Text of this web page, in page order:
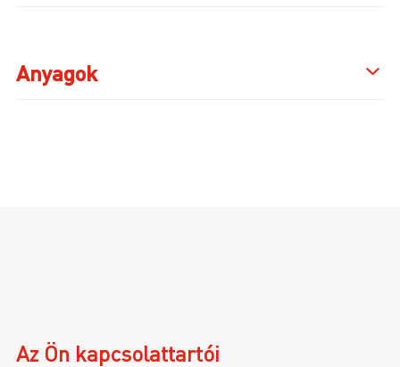
Anyagok
Az Ön kapcsolattartói